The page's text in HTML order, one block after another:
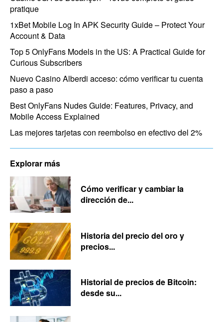
pratique
1xBet Mobile Log In APK Security Guide – Protect Your
Account & Data
Top 5 OnlyFans Models in the US: A Practical Guide for
Curious Subscribers
Nuevo Casino Alberdi acceso: cómo verificar tu cuenta
paso a paso
Best OnlyFans Nudes Guide: Features, Privacy, and
Mobile Access Explained
Las mejores tarjetas con reembolso en efectivo del 2%
Explorar más
Cómo verificar y cambiar la
dirección de...
Historia del precio del oro y
precios...
Historial de precios de Bitcoin:
desde su...